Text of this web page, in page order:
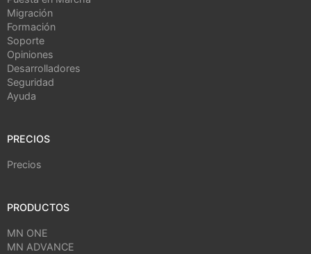
Migración
Formación
Soporte
Opiniones
Desarrolladores
Seguridad
Ayuda
PRECIOS
Precios
PRODUCTOS
MN ONE
MN ADVANCE